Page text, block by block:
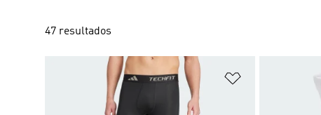
47 resultados
Añadir a la lista